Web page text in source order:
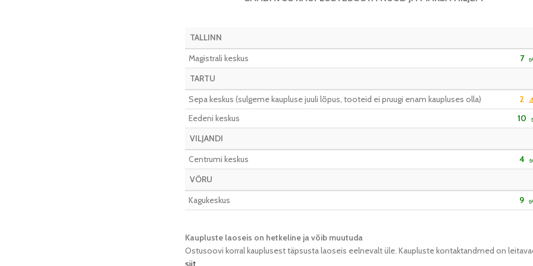
TALLINN
Magistrali keskus
7
TARTU
Sepa keskus (sulgeme kaupluse juuli lõpus, tooteid ei pruugi enam kaupluses olla)
2
Eedeni keskus 10
VILJANDI
Centrumi keskus
4
VÕRU
Kagukeskus
9
Kaupluste laoseis on hetkeline ja võib muutuda​
Ostusoovi korral kauplusest täpsusta laoseis eelnevalt üle. Kaupluste kontaktandmed on
siit.